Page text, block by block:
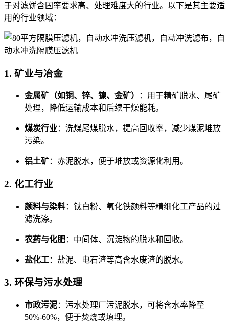
于对滤饼含固率要求高、处理难度大的行业。以下是其主要适
用的行业领域：
1. 矿业与冶金
金属矿（如铜、锌、镍、金矿）
：用于精矿脱水、尾矿
处理，降低运输成本和后续干燥能耗。
煤炭行业：洗煤尾煤脱水，提高回收率，减少煤泥堆放
污染。
铝土矿：赤泥脱水，便于堆放或资源化利用。
2. 化工行业
颜料与染料：钛白粉、氧化铁颜料等精细化工产品的过
滤洗涤。
农药与化肥：中间体、沉淀物的脱水和回收。
盐化工：盐泥、电石渣等高含水废渣的脱水。
3. 环保与污水处理
市政污泥：污水处理厂污泥脱水，可将含水率降至
50%-60%，便于焚烧或填埋。